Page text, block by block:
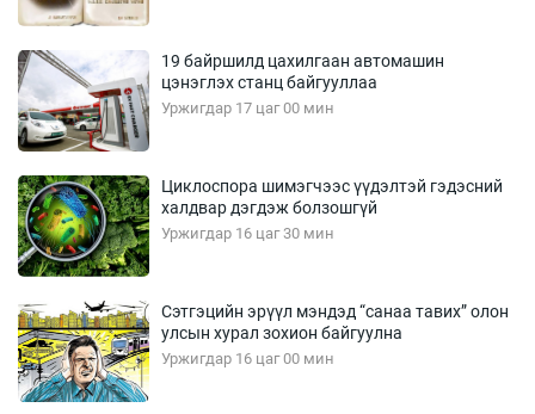
19 байршилд цахилгаан автомашин
цэнэглэх станц байгууллаа
Уржигдар 17 цаг 00 мин
Циклоспора шимэгчээс үүдэлтэй гэдэсний
халдвар дэгдэж болзошгүй
Уржигдар 16 цаг 30 мин
Сэтгэцийн эрүүл мэндэд “санаа тавих” олон
улсын хурал зохион байгуулна
Уржигдар 16 цаг 00 мин